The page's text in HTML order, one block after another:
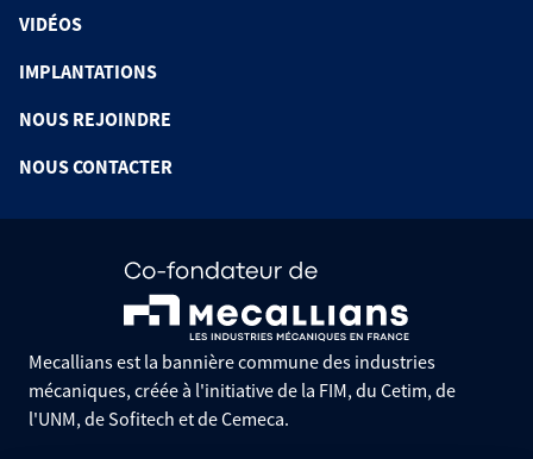
VIDÉOS
IMPLANTATIONS
NOUS REJOINDRE
NOUS CONTACTER
Mecallians est la bannière commune des industries
mécaniques, créée à l'initiative de la FIM, du Cetim, de
l'UNM, de Sofitech et de Cemeca.